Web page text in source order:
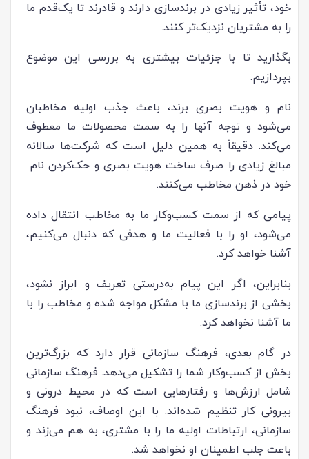
خود، تأثیر زیادی در برندسازی دارند و قادرند تا یک‌قدم ما
را به مشتریان نزدیک‌تر کنند.
بگذارید تا با جزئیات بیشتری به بررسی این موضوع
بپردازیم.
نام و هویت بصری برند، باعث جذب اولیه مخاطبان
می‌شود و توجه آنها را به سمت محصولات ما معطوف
می‌کند. دقیقاً به همین دلیل است که شرکت‌ها سالانه
مبالغ زیادی را صرف ساخت هویت بصری و حک‌کردن نام
خود در ذهن مخاطب می‌کنند.
پیامی که از سمت کسب‌وکار ما به مخاطب انتقال داده
می‌شود، او را با فعالیت ما و هدفی که دنبال می‌کنیم،
آشنا خواهد کرد.
بنابراین، اگر این پیام به‌درستی تعریف و ابراز نشود،
بخشی از برندسازی ما با مشکل مواجه شده و مخاطب را با
ما آشنا نخواهد کرد.
در گام بعدی، فرهنگ سازمانی قرار دارد که بزرگ‌ترین
بخش از کسب‌وکار شما را تشکیل می‌دهد. فرهنگ سازمانی
شامل ارزش‌ها و رفتارهایی است که در محیط درونی و
بیرونی کار تنظیم شده‌اند. با این اوصاف، نبود فرهنگ
سازمانی، ارتباطات اولیه ما را با مشتری، به هم می‌زند و
باعث جلب اطمینان او نخواهد شد.